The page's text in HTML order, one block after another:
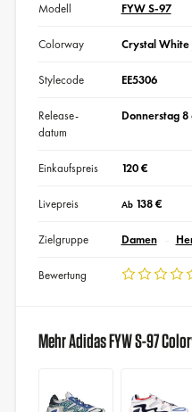
Modell FYW S-97
Colorway Crystal
Stylecode EE5306
Release-
datum
Donnerstag 8
Einkaufspreis 120 €
Livepreis Ab138 €
Zielgruppe Damen
Bewertung
Mehr Adidas FYW S-97